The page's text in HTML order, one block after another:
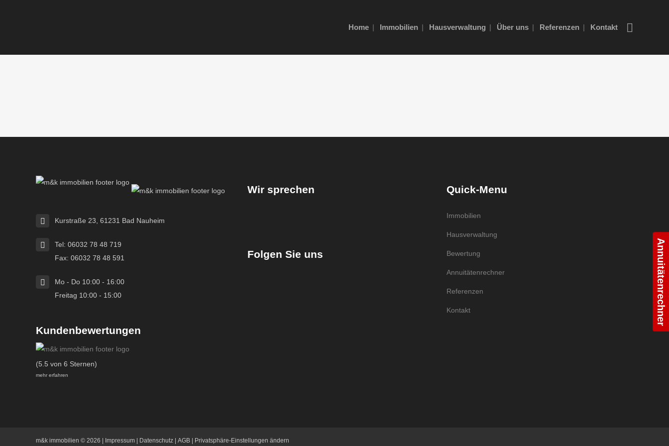
Home Immobilien Hausverwaltung Über uns Referenzen Kontakt
Kurstraße 23, 61231 Bad Nauheim
Tel: 06032 78 48 719
Fax: 06032 78 48 591
Mo - Do 10:00 - 16:00
Freitag 10:00 - 15:00
Kundenbewertungen
(5.5 von 6 Sternen)
mehr erfahren
Wir sprechen
Folgen Sie uns
Quick-Menu
Immobilien
Hausverwaltung
Bewertung
Annuitätenrechner
Referenzen
Kontakt
m&k immobilien © 2026 | Impressum Datenschutz AGB Privatsphäre-Einstellungen ändern
Annuitätenrechner